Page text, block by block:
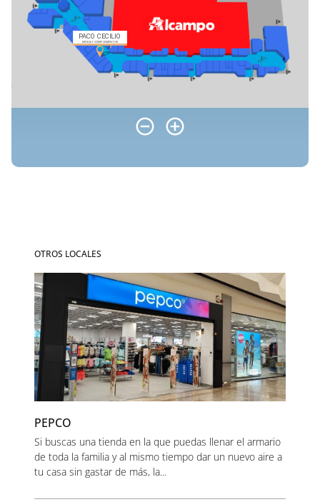
OTROS LOCALES
PEPCO
Si buscas una tienda en la que puedas llenar el armario
de toda la familia y al mismo tiempo dar un nuevo aire a
tu casa sin gastar de más, la...